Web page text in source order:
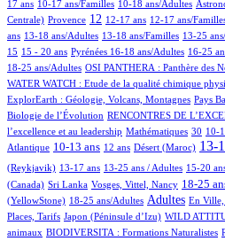
17 ans 10-17 ans/Familles 10-18 ans/Adultes
Centrale)
198/951Provence
368/951 12
18/951 12-17 ans
2/951 12-17 ans/
1/951
92/951
12/951
ans
84/95113-18 ans/Adultes
6/951 13-18 ans/Familles
1/951 13-25
10/951
4/951
198/951
15
22/951
15 - 20 ans
41/951 Pyrénées
121/951 16-18 ans/Adultes
5/951 16-25
2/951
1/951
14/951
18-25 ans/Adultes
113/951 OSI PANTHERA : Panthère des
48/951
276/951
3/951
151/951
11/951
WATER WATCH : Etude de la qualité chimique
15/951
47/951
ExplorEarth : Géologie, Volcans, Montagnes
20/951 Pays
9/951
4/951
Biologie de l’Évolution
87/951
RENCONTRES DE
l’excellence et au leadership
3/951 Mathématiques
8/951 30
85/951 10-
99/951
Atlantique
259/951 10-13 ans
48/951 12 ans
4/951 Désert (Maroc)
511/951 13-
1/951
16/951
(Reykjavik)
27/951 13-17 ans
20/951 13-25 ans / Adultes
8/951 15-20
2/951
683/951
26/951
(Canada)
1/951 Sri Lanka
7/951 Vosges, Vittel, Nancy
294/951 18-25
42/951
52/951
14/951
(YellowStone)
181/951 18-25 ans/Adultes
425/951 Adultes
1/951 En Ville,
502/951
6/951
1/951
6/951
Places, Tarifs
6/951 Japon (Péninsule d’Izu)
10/951
WILD
animaux
29/951 BIODIVERSITA : Formations Naturalistes
5/951
9/951